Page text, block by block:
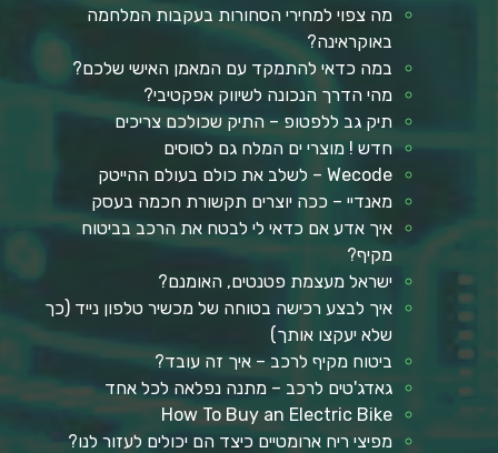
מה צפוי למחירי הסחורות בעקבות המלחמה
באוקראינה?
במה כדאי להתמקד עם המאמן האישי שלכם?
מהי הדרך הנכונה לשיווק אפקטיבי?
תיק גב ללפטופ – התיק שכולכם צריכים
חדש ! מוצרי ים המלח גם לסוסים
Wecode – לשלב את כולם בעולם ההייטק
מאנדיי – ככה יוצרים תקשורת חכמה בעסק
איך אדע אם כדאי לי לבטח את הרכב בביטוח
מקיף?
ישראל מעצמת פטנטים, האומנם?
איך לבצע רכישה בטוחה של מכשיר טלפון נייד (כך
שלא יעקצו אותך)
ביטוח מקיף לרכב – איך זה עובד?
גאדג'טים לרכב – מתנה נפלאה לכל אחד
How To Buy an Electric Bike
מפיצי ריח ארומטיים כיצד הם יכולים לעזור לנו?